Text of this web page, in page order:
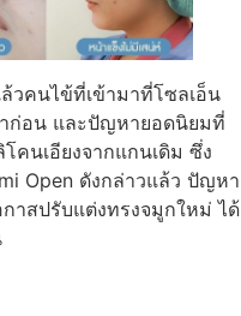
วคนไข้ที่เข้ามาที่โซลเอ็น
ก่อน และปัญหายอดนิยมที่
นเอียงจากแกนเดิม ซึ่ง
Open ดังกล่าวแล้ว ปัญหา
าสปรับแต่งทรงจมูกใหม่ ได้